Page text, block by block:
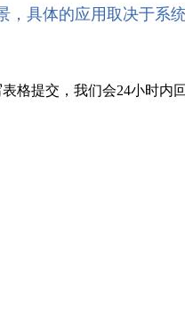
，具体的应用取决于系
格提交，我们会24小时内